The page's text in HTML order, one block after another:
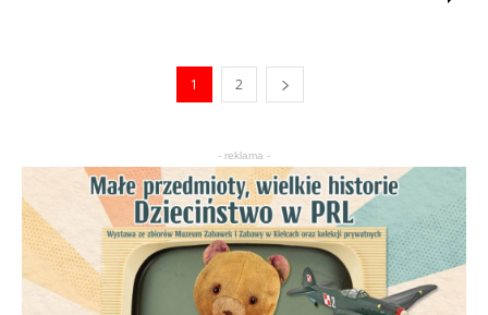
1 2
- reklama -